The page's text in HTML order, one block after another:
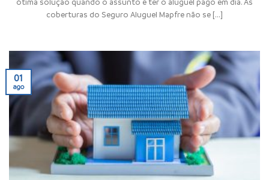
coberturas do Seguro Aluguel Mapfre não se [...]
01
ago